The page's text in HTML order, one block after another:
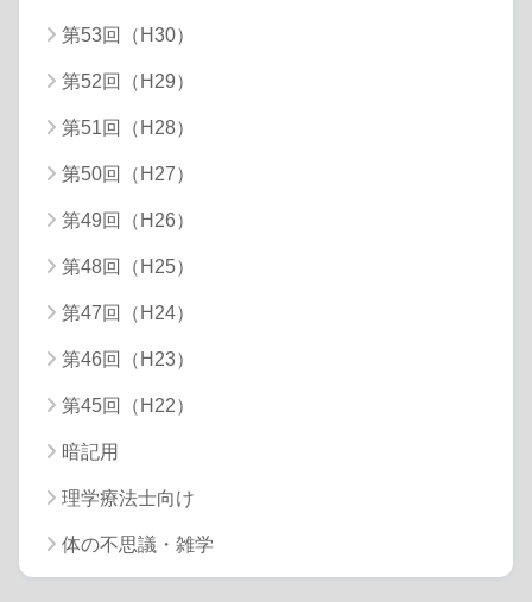
第53回（H30）
第52回（H29）
第51回（H28）
第50回（H27）
第49回（H26）
第48回（H25）
第47回（H24）
第46回（H23）
第45回（H22）
暗記用
理学療法士向け
体の不思議・雑学